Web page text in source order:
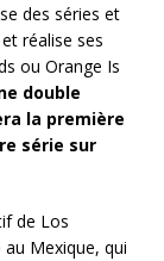
des séries et
réalise ses
ou Orange Is
double
la première
série sur
de Los
Mexique, qui